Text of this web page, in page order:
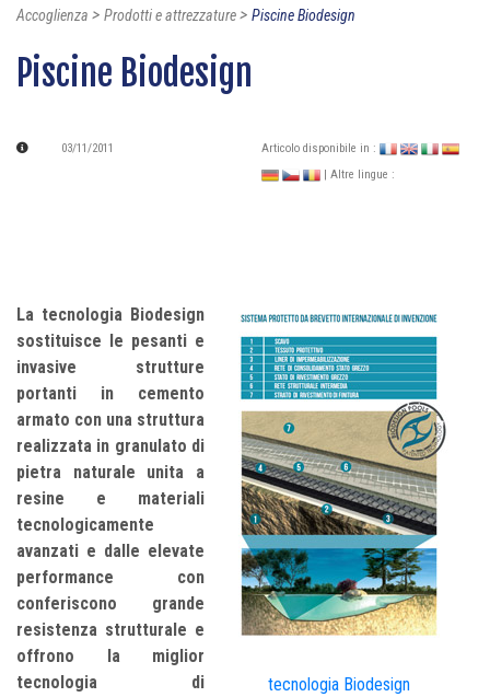
Accoglienza > Prodotti e attrezzature> Piscine Biodesign
Piscine Biodesign
03/11/2011
Articolo disponibile in :
| Altre lingue :
tecnologia Biodesign
La tecnologia Biodesign
sostituisce le pesanti e
invasive strutture
portanti in cemento
armato con una struttura
realizzata in granulato di
pietra naturale unita a
resine e materiali
tecnologicamente
avanzati e dalle elevate
performance con
conferiscono grande
resistenza strutturale e
offrono la miglior
tecnologia di